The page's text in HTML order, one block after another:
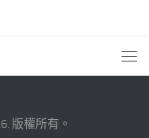
版權所有。